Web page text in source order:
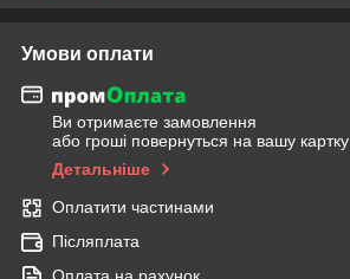
Умови оплати
Ви отримаєте замовлення
або гроші повернуться на вашу картку
Детальніше
Оплатити частинами
Післяплата